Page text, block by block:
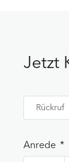
Jetzt
Rückruf
Anrede